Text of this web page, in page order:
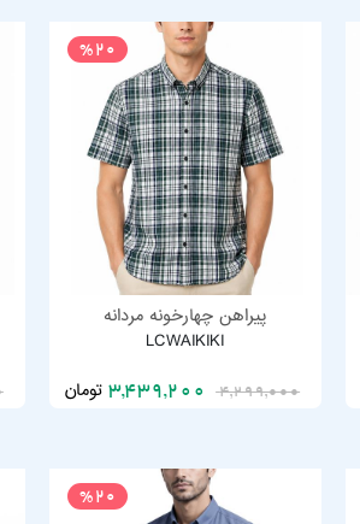
%20
پیراهن چهارخونه مردانه
LCWAIKIKI
4,299,000
3,439,200 تومان
%20